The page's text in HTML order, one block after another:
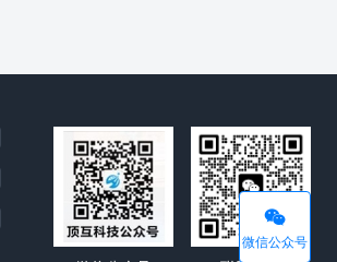

微信公众号